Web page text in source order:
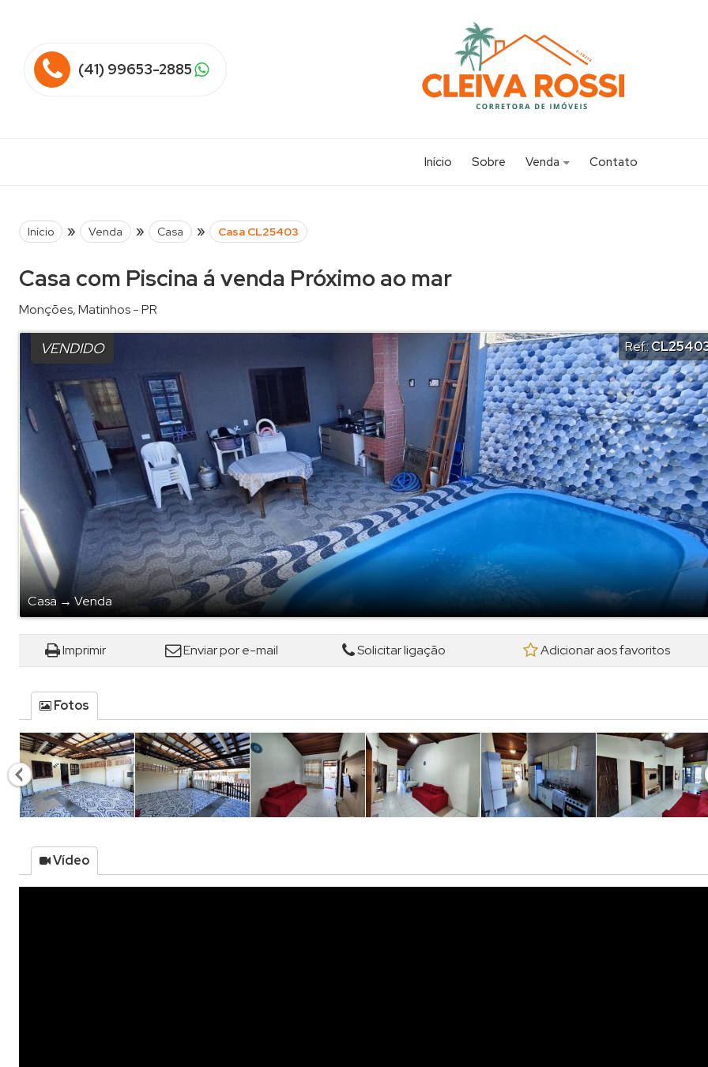
(41) 99653-2885
Início Sobre
Venda
Contato
Início » Venda » Casa » Casa CL25403
Casa com Piscina á venda Próximo ao mar
Monções,Matinhos-PR
VENDIDO
Casa → Venda
Ref.:
Imprimir Enviar por e-mail Solicitar ligação Adicionar aos favoritos
Fotos
Vídeo